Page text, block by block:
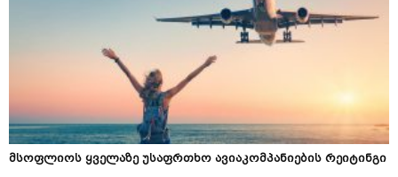
მსოფლიოს ყველაზე უსაფრთხო ავიაკომპანიების რეიტინგი